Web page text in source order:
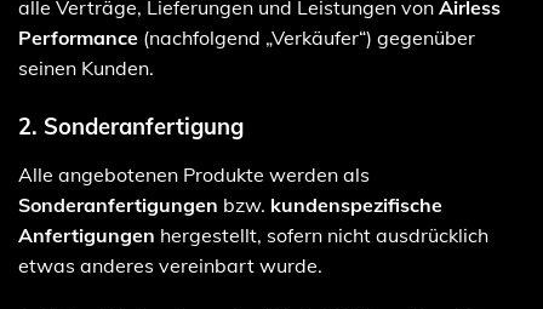
alle Verträge, Lieferungen und Leistungen von Airless
Performance (nachfolgend „Verkäufer“) gegenüber
seinen Kunden.
2. Sonderanfertigung
Alle angebotenen Produkte werden als
Sonderanfertigungen bzw. kundenspezifische
Anfertigungen hergestellt, sofern nicht ausdrücklich
etwas anderes vereinbart wurde.